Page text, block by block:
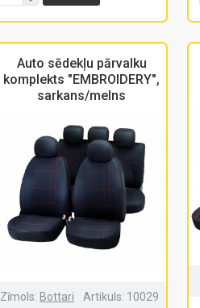
Auto sēdekļu pārvalku
komplekts "EMBROIDERY",
sarkans/melns
Zīmols: Bottari Artikuls: 10029